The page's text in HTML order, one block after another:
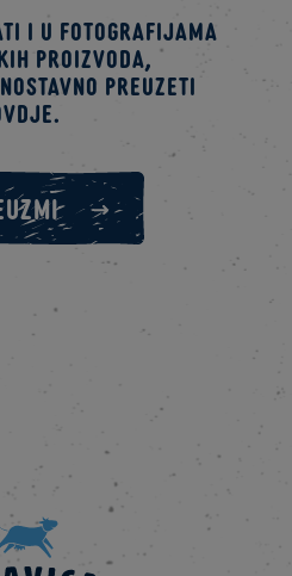
i u fotografijama
proizvoda,
preuzeti